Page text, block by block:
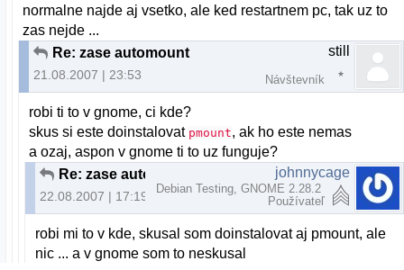
normalne najde aj vsetko, ale ked restartnem pc, tak uz to
zas nejde ...
Re: zase automount
21.08.2007 | 23:53
still
Návštevník
robi ti to v gnome, ci kde?
skus si este doinstalovat pmount, ak ho este nemas
a ozaj, aspon v gnome ti to uz funguje?
Re: zase automount
22.08.2007 | 17:19
johnnycage
Debian Testing, GNOME 2.28.2
Používateľ
robi mi to v kde, skusal som doinstalovat aj pmount, ale
nic ... a v gnome som to neskusal